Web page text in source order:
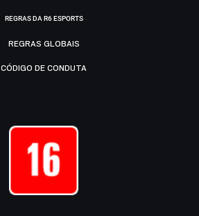
REGRAS DA R6 ESPORTS
REGRAS GLOBAIS
CÓDIGO DE CONDUTA